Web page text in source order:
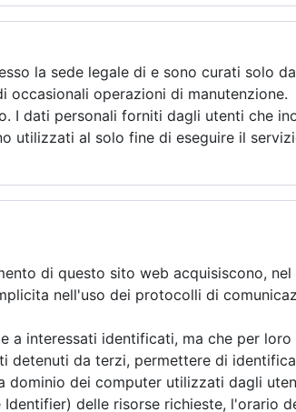
la sede legale di e sono curati solo
operazioni di manutenzione.
I dati personali forniti dagli utenti che
utilizzati al solo fine di eseguire il
di questo sito web acquisiscono, nel
nell'uso dei protocolli di
a interessati identificati, ma che per loro
detenuti da terzi, permettere di
dominio dei computer utilizzati dagli
delle risorse richieste, l'orario